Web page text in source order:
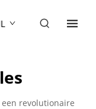
revolutionaire